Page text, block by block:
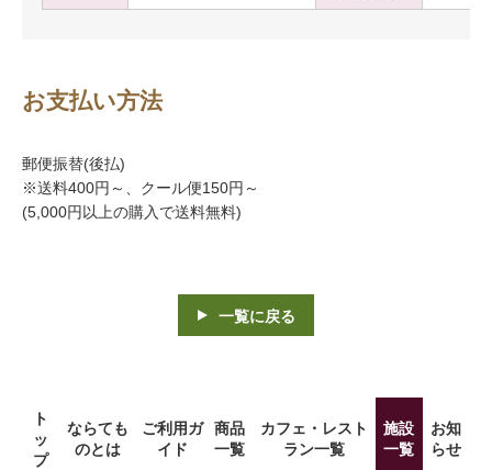
お支払い方法
郵便振替(後払)
※送料400円～、クール便150円～
(5,000円以上の購入で送料無料)
一覧に戻る
ト
ッ
プ
ならても
のとは
ご利用ガ
イド
商品
一覧
カフェ・レスト
ラン一覧
施設
一覧
お知
らせ